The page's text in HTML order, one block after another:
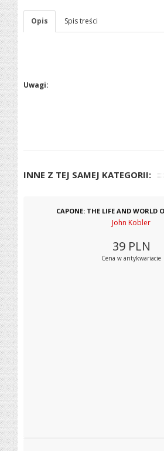
Opis Spis treści
Uwagi:
INNE Z TEJ SAMEJ KATEGORII:
CAPONE: THE LIFE AND WORLD
John Kobler
39 PLN
Cena w antykwariacie